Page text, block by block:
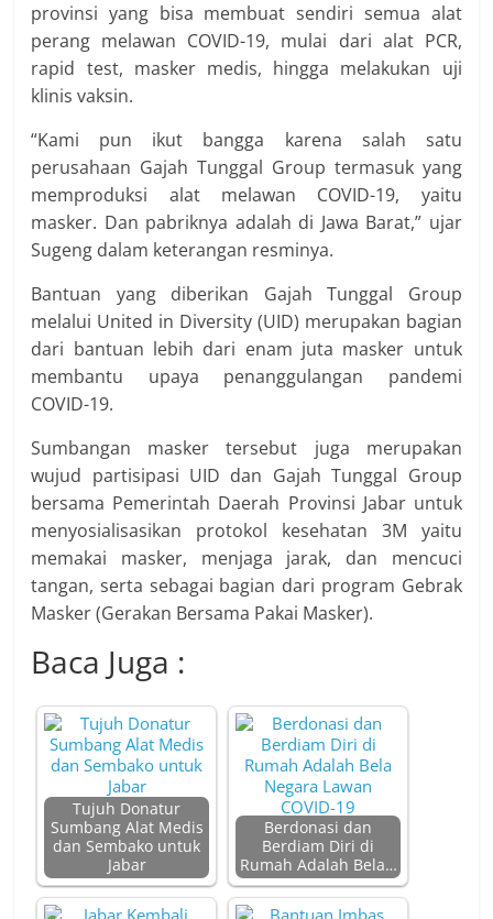
provinsi yang bisa membuat sendiri semua alat
perang melawan COVID-19, mulai dari alat PCR,
rapid test, masker medis, hingga melakukan uji
klinis vaksin.
“Kami pun ikut bangga karena salah satu
perusahaan Gajah Tunggal Group termasuk yang
memproduksi alat melawan COVID-19, yaitu
masker. Dan pabriknya adalah di Jawa Barat,” ujar
Sugeng dalam keterangan resminya.
Bantuan yang diberikan Gajah Tunggal Group
melalui United in Diversity (UID) merupakan bagian
dari bantuan lebih dari enam juta masker untuk
membantu upaya penanggulangan pandemi
COVID-19.
Sumbangan masker tersebut juga merupakan
wujud partisipasi UID dan Gajah Tunggal Group
bersama Pemerintah Daerah Provinsi Jabar untuk
menyosialisasikan protokol kesehatan 3M yaitu
memakai masker, menjaga jarak, dan mencuci
tangan, serta sebagai bagian dari program Gebrak
Masker (Gerakan Bersama Pakai Masker).
Baca Juga :
Tujuh Donatur
Sumbang Alat Medis
dan Sembako untuk
Jabar
Berdonasi dan
Berdiam Diri di
Rumah Adalah Bela…